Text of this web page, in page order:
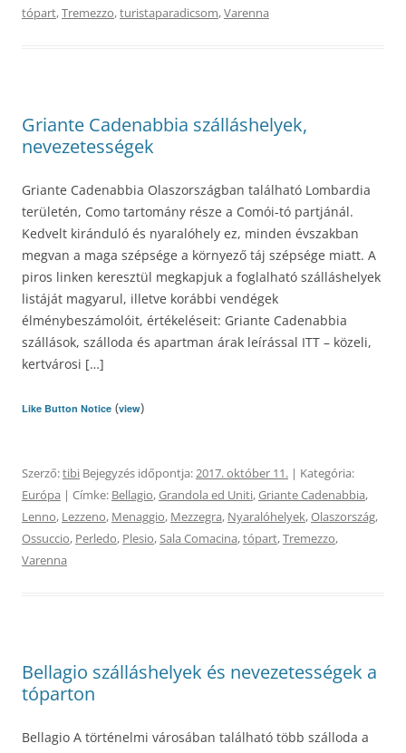
tópart,Tremezzo,turistaparadicsom,Varenna
Griante Cadenabbia szálláshelyek,
nevezetességek
Griante Cadenabbia Olaszországban található Lombardia
területén, Como tartomány része a Comói-tó partjánál.
Kedvelt kiránduló és nyaralóhely ez, minden évszakban
megvan a maga szépsége a környező táj szépsége miatt. A
piros linken keresztül megkapjuk a foglalható szálláshelyek
listáját magyarul, illetve korábbi vendégek
élménybeszámolóit, értékeléseit: Griante Cadenabbia
szállások, szálloda és apartman árak leírással ITT – közeli,
kertvárosi […]
Like Button Notice (view)
Szerző:tibi Bejegyzés időpontja:2017. október 11. | Kategória:
Európa | Címke: Bellagio,Grandola ed Uniti,Griante Cadenabbia,
Lenno, Lezzeno, Menaggio, Mezzegra, Nyaralóhelyek,Olaszország,
Ossuccio, Perledo, Plesio,Sala Comacina,tópart,Tremezzo,
Varenna
Bellagio szálláshelyek és nevezetességek a
tóparton
Bellagio A történelmi városában található több szálloda a